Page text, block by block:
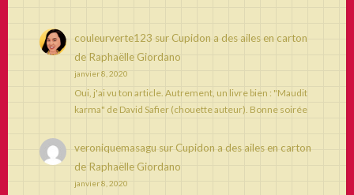
couleurverte123 sur Cupidon a des ailes en carton
de Raphaëlle Giordano
janvier 8, 2020
Oui, j'ai vu ton article. Autrement, un livre bien : "Maudit
karma" de David Safier (chouette auteur). Bonne soirée
veroniquemasagu sur Cupidon a des ailes en carton
de Raphaëlle Giordano
janvier 8, 2020